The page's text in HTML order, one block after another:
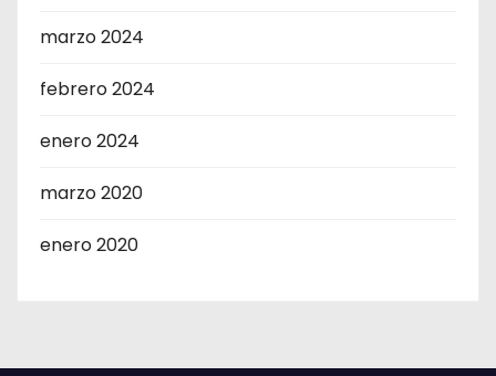
marzo 2024
febrero 2024
enero 2024
marzo 2020
enero 2020